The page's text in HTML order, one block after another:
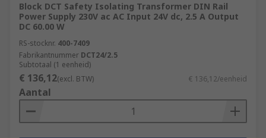
Block DCT Safety Isolating Transformer DIN Rail
Power Supply 230V ac AC Input 24V dc, 2.5 A Output
DC 60.00 W
RS-stocknr. 400-7409
Fabrikantnummer DCT24/2.5
Subtotaal (1 eenheid)
€ 136,12(excl. BTW) € 136,12/eenheid
Aantal